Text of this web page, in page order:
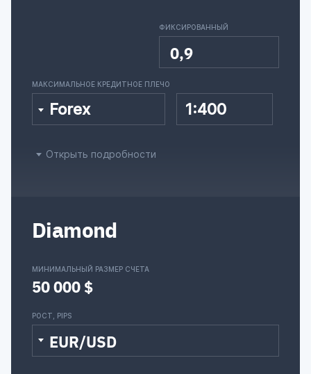
Открыть подробности
ФИКСИРОВАННЫЙ
0,9
МАКСИМАЛЬНОЕ КРЕДИТНОЕ ПЛЕЧО
Forex 1:400
Diamond
МИНИМАЛЬНЫЙ РАЗМЕР СЧЕТА
50 000 $
РОСТ, PIPS
EUR/USD